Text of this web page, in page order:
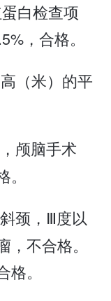
白检查项
，合格。
（米）的平
颅脑手术
颈，Ⅲ度以
不合格。
。